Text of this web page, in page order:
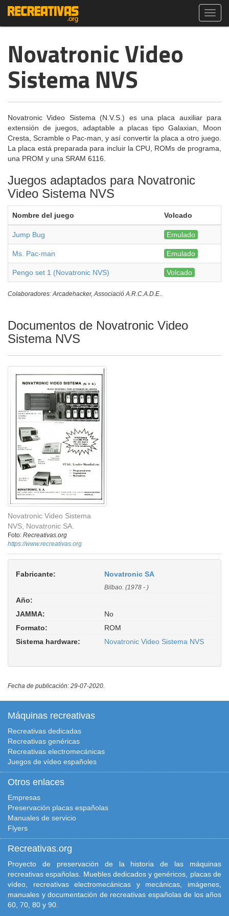
Novatronic Video
Sistema NVS
Novatronic Video Sistema (N.V.S.) es una placa auxiliar para
extensión de juegos, adaptable a placas tipo Galaxian, Moon
Cresta, Scramble o Pac-man, y así convertir la placa a otro juego.
La placa está preparada para incluir la CPU, ROMs de programa,
una PROM y una SRAM 6116.
Juegos adaptados para Novatronic
Video Sistema NVS
Nombre del juego Volcado
Jump Bug Emulado
Ms. Pac-man Emulado
Pengo set 1 (Novatronic NVS) Volcado
Colaboradores: Arcadehacker, Associació A.R.C.A.D.E..
Documentos de Novatronic Video
Sistema NVS
Novatronic Video Sistema
NVS, Novatronic SA.
Foto: Recreativas.org
https://www.recreativas.org
Fabricante: Novatronic SA
Bilbao. (1978 - )
Año:
JAMMA:
No
Formato:
ROM
Sistema hardware:
Novatronic Video Sistema NVS
Fecha de publicación: 29-07-2020.
Máquinas recreativas
Recreativas dedicadas
Recreativas genéricas
Recreativas electromecánicas
Juegos de vídeo españoles
Otros enlaces
Empresas
Preservación placas españolas
Manuales de servicio
Flyers
Recreativas.org
Proyecto de preservación de la historia de las máquinas
recreativas españolas. Muebles dedicados y genéricos, placas de
vídeo, recreativas electromecánicas y mecánicas, imágenes,
manuales y documentación de recreativas españolas de los años
60, 70, 80 y 90.